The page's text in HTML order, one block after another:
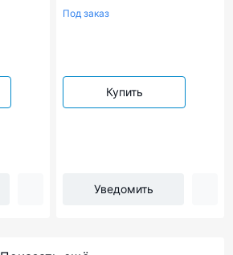
Под заказ
Купить
Уведомить